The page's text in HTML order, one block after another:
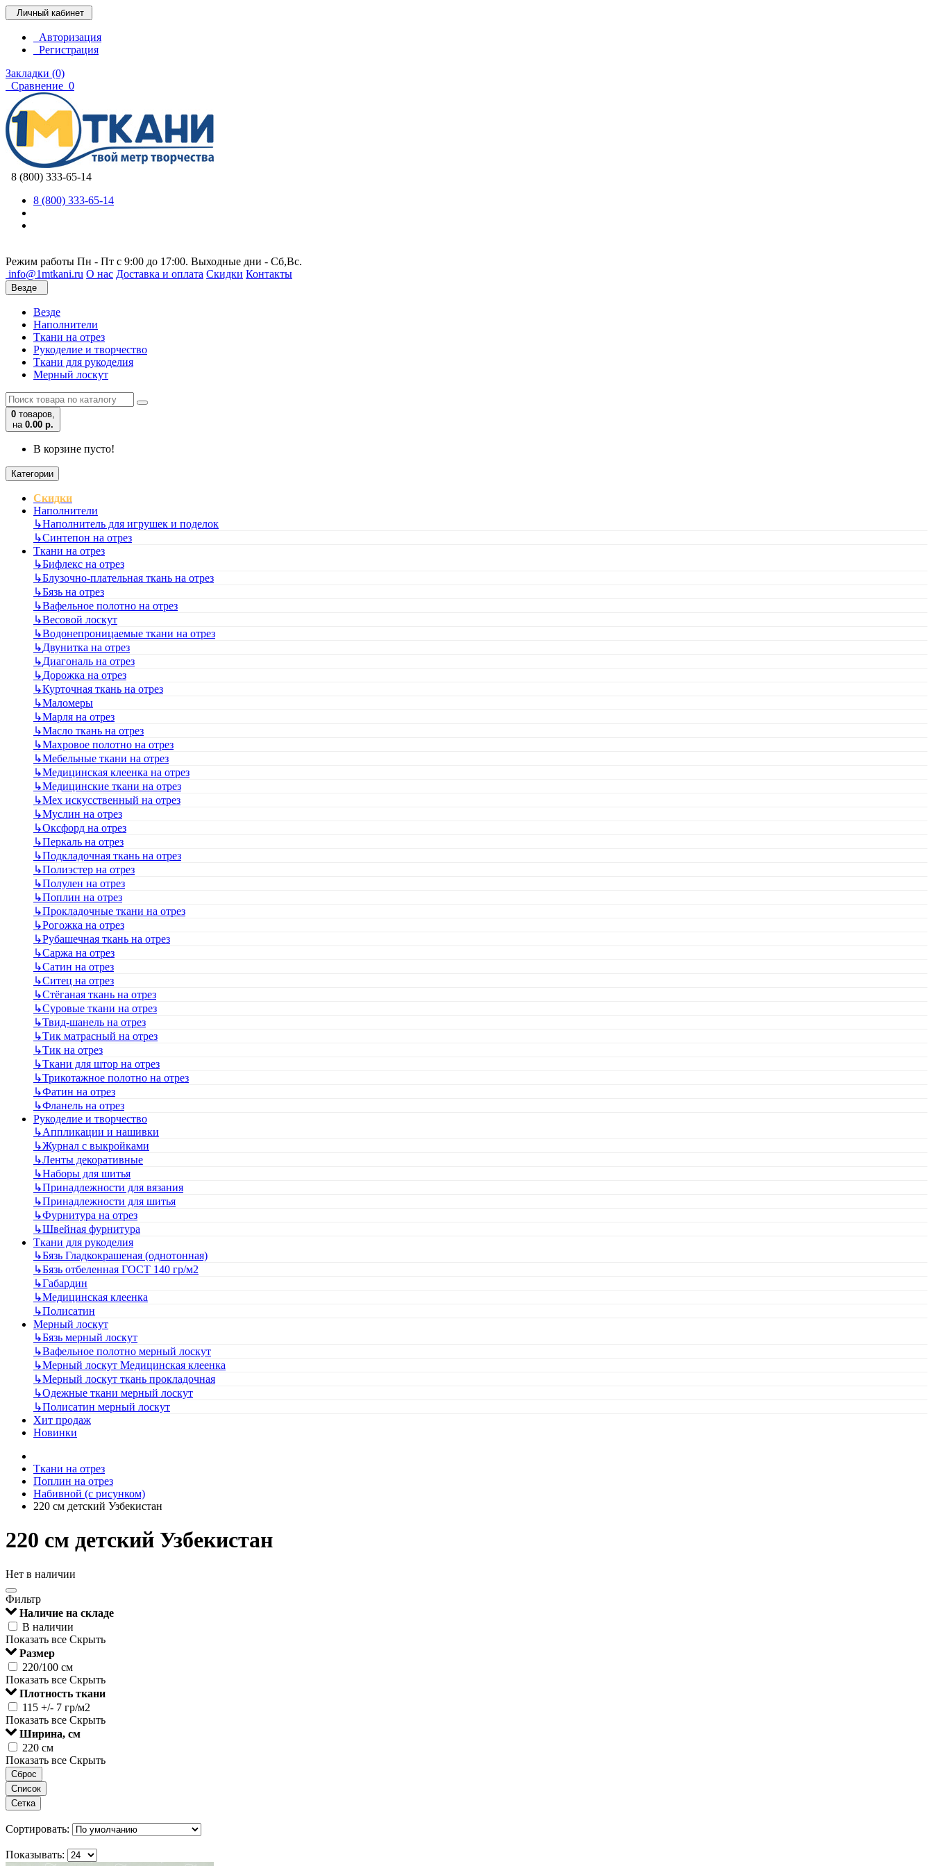
Личный кабинет
Авторизация
Регистрация
Закладки (0)
Сравнение 0
8 (800) 333-65-14
8 (800) 333-65-14
Режим работы Пн - Пт с 9:00 до 17:00. Выходные дни - Сб,Вс.
info@1mtkani.ru О нас Доставка и оплата Скидки Контакты
Везде
Везде
Наполнители
Ткани на отрез
Рукоделие и творчество
Ткани для рукоделия
Мерный лоскут
0 товаров,
на 0.00 р.
В корзине пусто!
Категории
Скидки
Наполнители
↳Наполнитель для игрушек и поделок
↳Синтепон на отрез
Ткани на отрез
↳Бифлекс на отрез
↳Блузочно-плательная ткань на отрез
↳Бязь на отрез
↳Вафельное полотно на отрез
↳Весовой лоскут
↳Водонепроницаемые ткани на отрез
↳Двунитка на отрез
↳Диагональ на отрез
↳Дорожка на отрез
↳Курточная ткань на отрез
↳Маломеры
↳Марля на отрез
↳Масло ткань на отрез
↳Махровое полотно на отрез
↳Мебельные ткани на отрез
↳Медицинская клеенка на отрез
↳Медицинские ткани на отрез
↳Мех искусственный на отрез
↳Муслин на отрез
↳Оксфорд на отрез
↳Перкаль на отрез
↳Подкладочная ткань на отрез
↳Полиэстер на отрез
↳Полулен на отрез
↳Поплин на отрез
↳Прокладочные ткани на отрез
↳Рогожка на отрез
↳Рубашечная ткань на отрез
↳Саржа на отрез
↳Сатин на отрез
↳Ситец на отрез
↳Стёганая ткань на отрез
↳Суровые ткани на отрез
↳Твид-шанель на отрез
↳Тик матрасный на отрез
↳Тик на отрез
↳Ткани для штор на отрез
↳Трикотажное полотно на отрез
↳Фатин на отрез
↳Фланель на отрез
Рукоделие и творчество
↳Аппликации и нашивки
↳Журнал с выкройками
↳Ленты декоративные
↳Наборы для шитья
↳Принадлежности для вязания
↳Принадлежности для шитья
↳Фурнитура на отрез
↳Швейная фурнитура
Ткани для рукоделия
↳Бязь Гладкокрашеная (однотонная)
↳Бязь отбеленная ГОСТ 140 гр/м2
↳Габардин
↳Медицинская клеенка
↳Полисатин
Мерный лоскут
↳Бязь мерный лоскут
↳Вафельное полотно мерный лоскут
↳Мерный лоскут Медицинская клеенка
↳Мерный лоскут ткань прокладочная
↳Одежные ткани мерный лоскут
↳Полисатин мерный лоскут
Хит продаж
Новинки
Ткани на отрез
Поплин на отрез
Набивной (с рисунком)
220 см детский Узбекистан
220 см детский Узбекистан
Нет в наличии
Фильтр
Наличие на складе
В наличии
Показать все Скрыть
Размер
220/100 см
Показать все Скрыть
Плотность ткани
115 +/- 7 гр/м2
Показать все Скрыть
Ширина, см
220 см
Показать все Скрыть
Сброс
Список
Сетка
Сортировать:
Показывать: